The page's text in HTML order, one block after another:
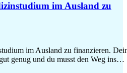
im Ausland zu
im Ausland zu finanzieren.
genug und du musst den Weg ins…